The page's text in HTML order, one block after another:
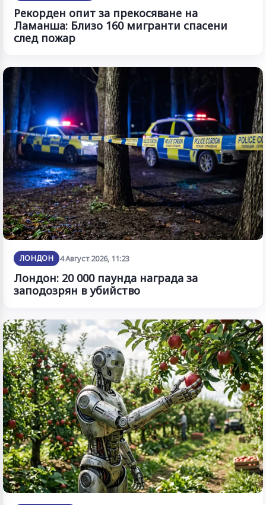
Рекорден опит за прекосяване на
Ламанша: Близо 160 мигранти спасени
след пожар
ЛОНДОН 4 Август 2026, 11:23
Лондон: 20 000 паунда награда за
заподозрян в убийство